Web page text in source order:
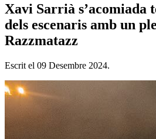
Xavi Sarrià s’acomiada
dels escenaris amb un
Razzmatazz
Escrit el 09 Desembre 2024.